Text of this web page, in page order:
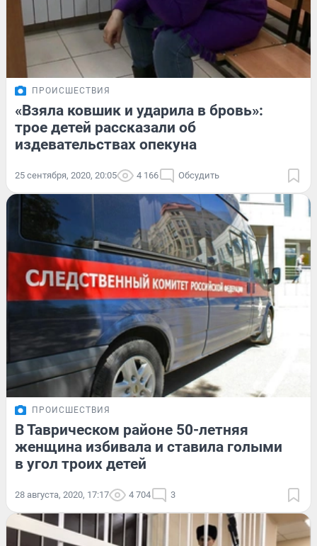
ПРОИСШЕСТВИЯ
«Взяла ковшик и ударила в бровь»:
трое детей рассказали об
издевательствах опекуна
25 сентября, 2020, 20:05 4 166 Обсудить
ПРОИСШЕСТВИЯ
В Таврическом районе 50-летняя
женщина избивала и ставила голыми
в угол троих детей
28 августа, 2020, 17:17 4 704 3